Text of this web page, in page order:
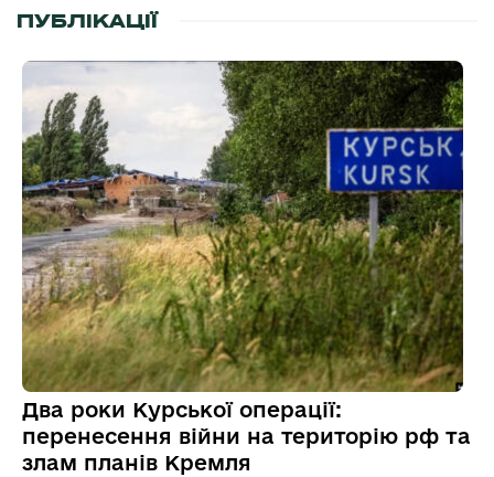
ПУБЛІКАЦІЇ
Два роки Курської операції:
перенесення війни на територію рф та
злам планів Кремля